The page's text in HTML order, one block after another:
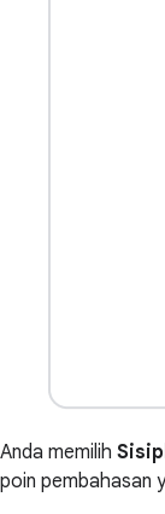
Anda memilih
poin pembahasan